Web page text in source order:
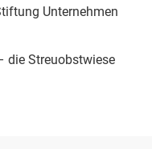
Unternehmen
die Streuobstwiese